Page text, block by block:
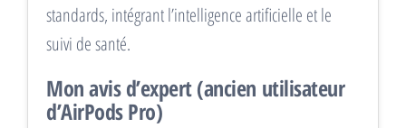
standards, intégrant l’intelligence artificielle et le
suivi de santé.
Mon avis d’expert (ancien utilisateur
d’AirPods Pro)